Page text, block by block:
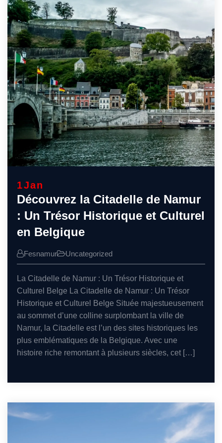
1Jan
Découvrez la Citadelle de Namur
: Un Trésor Historique et Culturel
en Belgique
Fesnamur Uncategorized
La Citadelle de Namur : Un Trésor Historique et
Culturel Belge La Citadelle de Namur : Un Trésor
Historique et Culturel Belge Située majestueusement
au sommet d’une colline surplombant la ville de
Namur, la Citadelle est l’un des sites historiques les
plus emblématiques de la Belgique. Avec une
histoire riche remontant à plusieurs siècles, cet […]